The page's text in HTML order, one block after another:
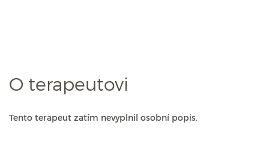
O terapeutovi
Tento terapeut zatím nevyplnil osobní popis.